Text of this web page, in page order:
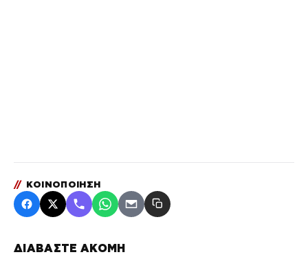
ΔΙΑΒΑΣΤΕ ΑΚΟΜΗ
// ΚΟΙΝΟΠΟΙΗΣΗ